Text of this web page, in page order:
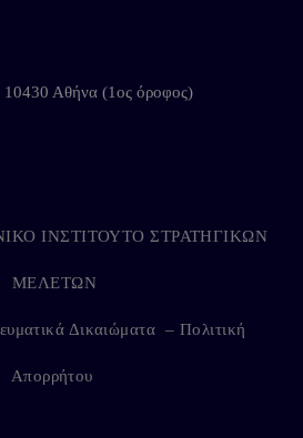
Αθήνα (1ος όροφος)
ΙΝΣΤΙΤΟΥΤΟ ΣΤΡΑΤΗΓΙΚΩΝ
ΜΕΛΕΤΩΝ
Δικαιώματα – Πολιτική
Απορρήτου